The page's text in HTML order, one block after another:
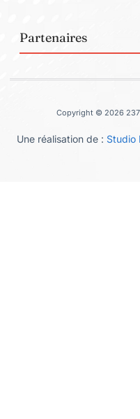
Partenaires
Copyright © 2026
Une réalisation de : Studio